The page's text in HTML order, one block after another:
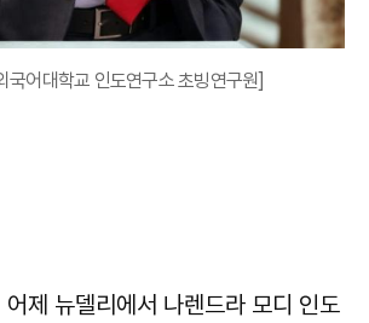
국어대학교 인도연구소 초빙연구원]
제 뉴델리에서 나렌드라 모디 인도